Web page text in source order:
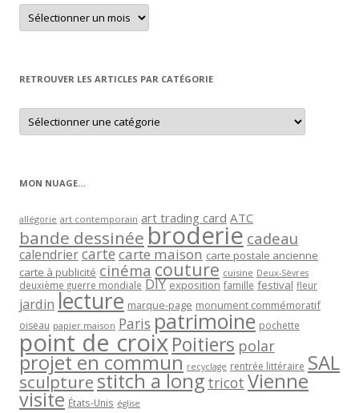
Retrouver
un
article
RETROUVER LES ARTICLES PAR CATÉGORIE
Retrouver
les
articles
MON NUAGE…
allégorie art contemporain art trading card ATC
bande dessinée broderie cadeau
calendriercartecarte maison carte postale ancienne
carte à publicité cinéma couture cuisine Deux-Sèvres
deuxième guerre mondiale DIY exposition famille festival fleur
jardin lecture marque-page monument commémoratif
oiseau papier maison Paris patrimoine pochette
point de croixPoitiers polar
projet en commun recyclage rentrée littéraire SAL
sculpturestitch a long tricot Vienne
visite États-Unis église